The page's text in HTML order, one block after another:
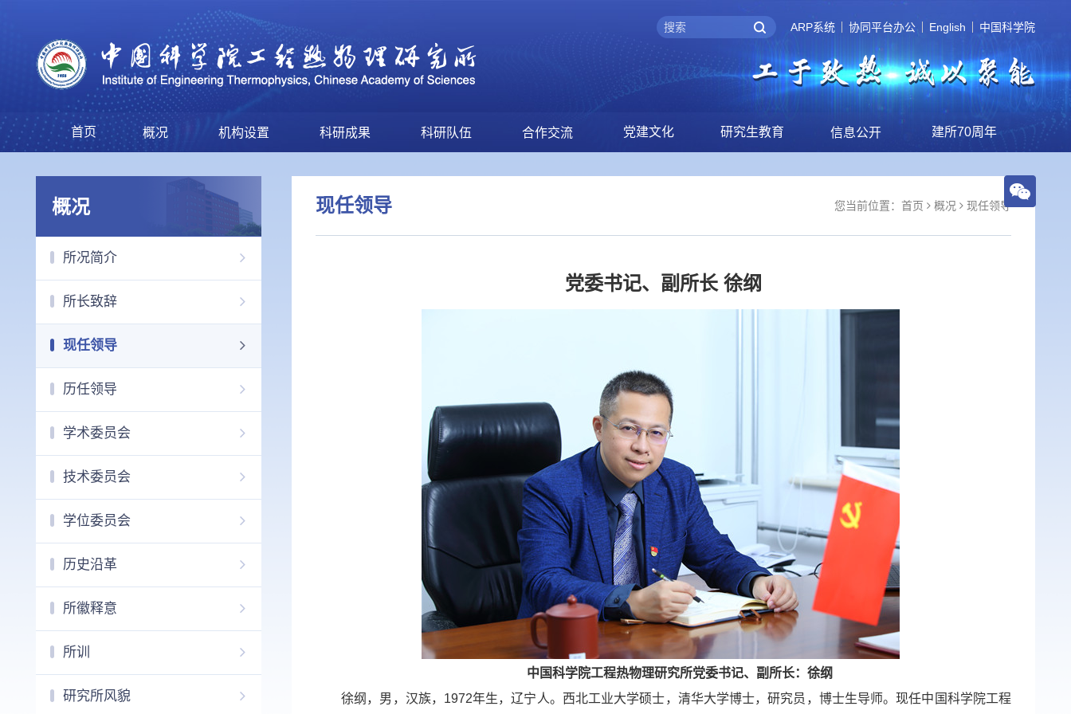
ARP系统 协同平台办公 English 中国科学院
首页 概况 机构设置 科研成果 科研队伍 合作交流 党建文化 研究生教育 信息公开 建所70周年
概况
所况简介
所长致辞
现任领导
历任领导
学术委员会
技术委员会
学位委员会
历史沿革
所徽释意
所训
研究所风貌
现任领导 您当前位置： 首页 概况 现任领导
党委书记、副所长 徐纲
中国科学院工程热物理研究所党委书记、 副所长：徐纲
徐纲，男，汉族，1972年生，辽宁人。西北工业大学硕士，清华大学博士，研究员，博士生导师。现任中国科学院工程